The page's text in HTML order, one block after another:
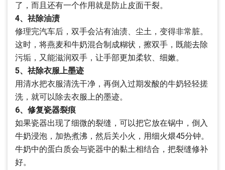
了，而且还有一个作用就是防止皮面干裂。
4、祛除油渍
修理完汽车后，双手会沾有油渍、尘土，变得非常脏。
这时，将燕麦和牛奶混合制成糊状，擦双手，既能去除
污垢，又能滋润双手，让手部更加柔软、细嫩。
5、祛除衣服上墨迹
用清水把衣服清洗干净，再倒入过期发酸的牛奶轻轻搓
洗，就可以除去衣服上的墨迹。
6、修复瓷器裂痕
如果瓷器出现了细微的裂缝，可以把它放在锅中，倒入
牛奶浸泡，加热煮沸，然后关小火，用细火煨45分钟。
牛奶中的蛋白质会与瓷器中的黏土相结合，把裂缝修补
好。